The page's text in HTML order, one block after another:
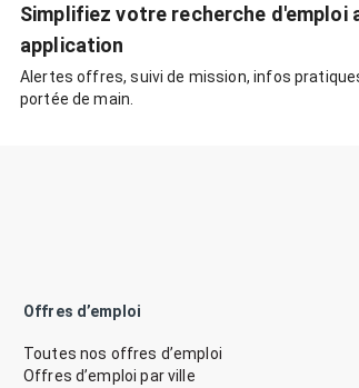
Simplifiez votre recherche d'emploi
application
Alertes offres, suivi de mission, infos
portée de main.
Offres d’emploi
Toutes nos offres d’emploi
Offres d’emploi par ville